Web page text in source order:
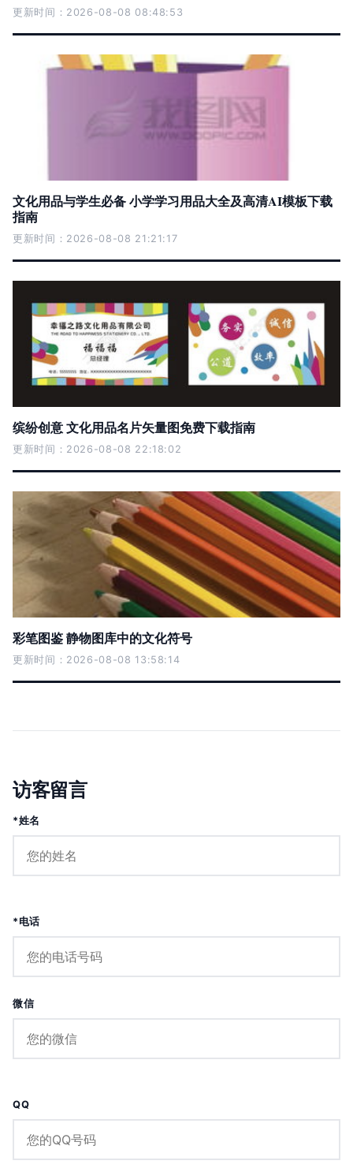
更新时间：2026-08-08 08:48:53
文化用品与学生必备 小学学习用品大全及高清AI模板下载
指南
更新时间：2026-08-08 21:21:17
缤纷创意 文化用品名片矢量图免费下载指南
更新时间：2026-08-08 22:18:02
彩笔图鉴 静物图库中的文化符号
更新时间：2026-08-08 13:58:14
访客留言
*姓名
*电话
微信
QQ